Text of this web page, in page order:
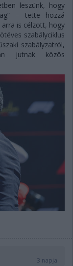
leszünk, hogy
– tette hozzá
arra is célzott, hogy
szabályciklus
szabályzatról,
jutnak közös
3 napja